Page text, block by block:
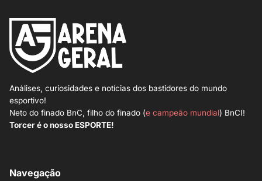
Análises, curiosidades e notícias dos bastidores do mundo
esportivo!
Neto do finado BnC, filho do finado (e campeão mundial) BnCI!
Torcer é o nosso ESPORTE!
Navegação